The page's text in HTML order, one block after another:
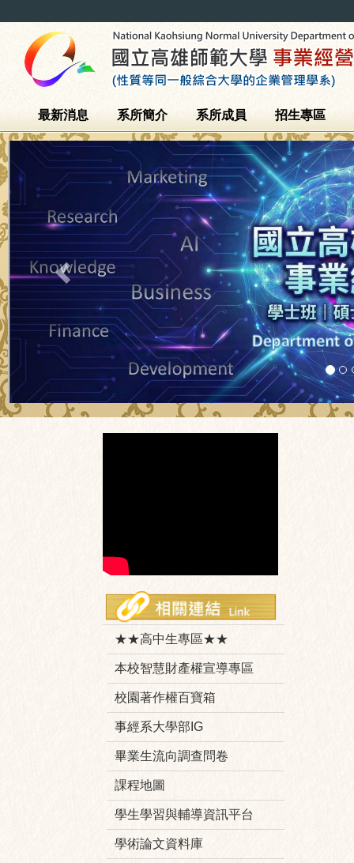
最新消息 系所簡介 系所成員 招生專區
Previous
★★高中生專區★★
本校智慧財產權宣導專區
校園著作權百寶箱
事經系大學部IG
畢業生流向調查問卷
課程地圖
學生學習與輔導資訊平台
學術論文資料庫